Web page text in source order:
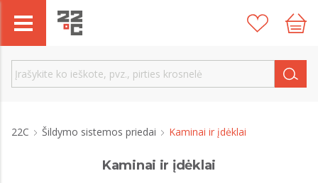
22C Šildymo sistemos priedai Kaminai ir įdėklai
Kaminai ir įdėklai